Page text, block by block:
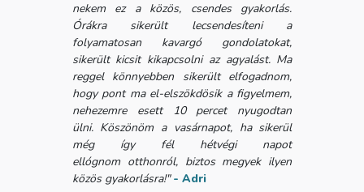
nekem ez a közös, csendes gyakorlás.
Órákra sikerült lecsendesíteni a
folyamatosan kavargó gondolatokat,
sikerült kicsit kikapcsolni az agyalást. Ma
reggel könnyebben sikerült elfogadnom,
hogy pont ma el-elszökdösik a figyelmem,
nehezemre esett 10 percet nyugodtan
ülni. Köszönöm a vasárnapot, ha sikerül
még így fél hétvégi napot
ellógnom otthonról, biztos megyek ilyen
közös gyakorlásra!" - Adri